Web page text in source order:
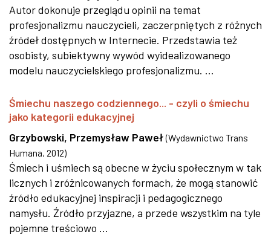
Autor dokonuje przeglądu opinii na temat
profesjonalizmu nauczycieli, zaczerpniętych z różnych
źródeł dostępnych w Internecie. Przedstawia też
osobisty, subiektywny wywód wyidealizowanego
modelu nauczycielskiego profesjonalizmu. ...
Śmiechu naszego codziennego... - czyli o śmiechu
jako kategorii edukacyjnej
Grzybowski, Przemysław Paweł (Wydawnictwo Trans
Humana, 2012)
Śmiech i uśmiech są obecne w życiu społecznym w tak
licznych i zróżnicowanych formach, że mogą stanowić
źródło edukacyjnej inspiracji i pedagogicznego
namysłu. Źródło przyjazne, a przede wszystkim na tyle
pojemne treściowo ...